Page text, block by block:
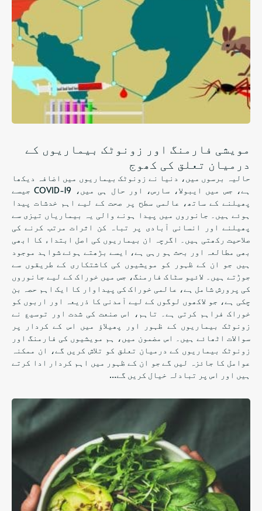
مویشی فارمنگ اور زونوٹک بیماریوں کے
درمیان تعلق کی کھوج
حالیہ برسوں میں، دنیا نے زونوٹک بیماریوں میں اضافہ دیکھا
ہے، جس میں ایبولا، سارس، اور حال ہی میں، COVID-19 جیسے
پھیلنے کے ساتھ، عالمی سطح پر صحت کے لیے اہم خدشات پیدا
ہوئے ہیں۔ جانوروں میں پیدا ہونے والی یہ بیماریاں تیزی سے
پھیلنے اور انسانی آبادی پر تباہ کن اثرات مرتب کرنے کی
صلاحیت رکھتی ہیں۔ اگرچہ ان بیماریوں کی اصل ابتداء کا ابھی
بھی مطالعہ اور بحث ہو رہی ہے، ایسے بڑھتے ہوئے شواہد موجود
ہیں جو ان کے ظہور کو مویشیوں کی کاشتکاری کے طریقوں سے
جوڑتے ہیں۔ لائیو سٹاک فارمنگ، جس میں خوراک کے لیے جانوروں
کی پرورش شامل ہے، عالمی خوراک کی پیداوار کا ایک اہم حصہ بن
چکی ہے، جو لاکھوں لوگوں کے لیے آمدنی کا ذریعہ اور اربوں کو
خوراک فراہم کرتی ہے۔ تاہم، اس صنعت کی شدت اور توسیع نے
زونوٹک بیماریوں کے ظہور اور پھیلاؤ میں اس کے کردار پر
سوالات اٹھائے ہیں۔ اس مضمون میں، ہم مویشیوں کی فارمنگ اور
زونوٹک بیماریوں کے درمیان تعلق کو تلاش کریں گے، ان ممکنہ
عوامل کا جائزہ لیں گے جو ان کے ظہور میں اہم کردار ادا کرتے
ہیں اور اس پر تبادلہ خیال کریں گے…